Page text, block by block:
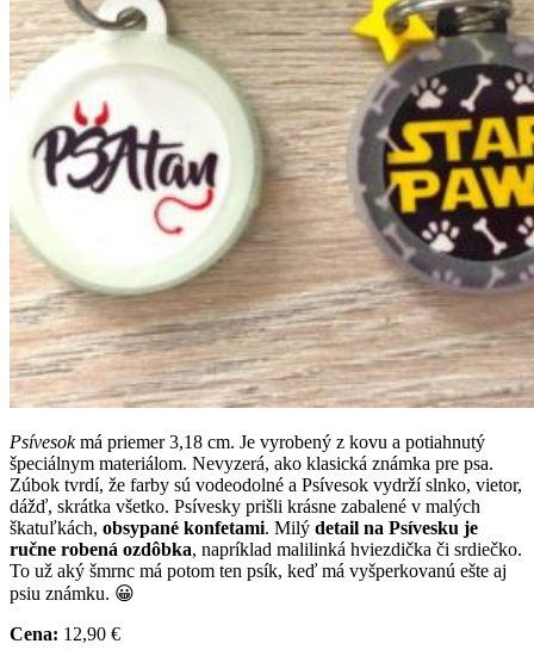
Psívesokmá priemer 3,18 cm. Je vyrobený z kovu a potiahnutý
špeciálnym materiálom. Nevyzerá, ako klasická známka pre psa.
Zúbok tvrdí, že farby sú vodeodolné a Psívesok vydrží slnko, vietor,
dážď, skrátka všetko. Psívesky prišli krásne zabalené v malých
škatuľkách, obsypané konfetami. Milý detail na Psívesku je
ručne robená ozdôbka, napríklad malilinká hviezdička či srdiečko.
To už aký šmrnc má potom ten psík, keď má vyšperkovanú ešte aj
psiu známku. 😀
Cena: 12,90 €